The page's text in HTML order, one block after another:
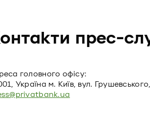
прес-
головного офiсу:
Україна м. Київ, вул.